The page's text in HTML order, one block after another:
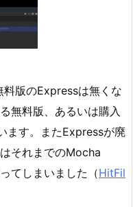
料版のExpressは無くな
無料版、あるいは購入
ます。またExpressが廃
それまでのMocha
てしまいました（HitFil